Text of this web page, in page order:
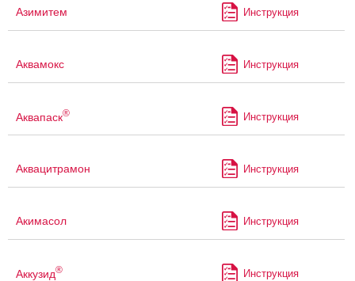
Азимитем Инструкция
Аквамокс Инструкция
Аквапаск® Инструкция
Аквацитрамон Инструкция
Акимасол Инструкция
Аккузид® Инструкция